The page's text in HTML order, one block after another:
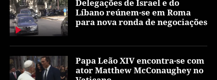
Delegações de Israel e do
Líbano reúnem-se em Roma
para nova ronda de negociações
Papa Leão XIV encontra-se com
ator Matthew McConaughey no